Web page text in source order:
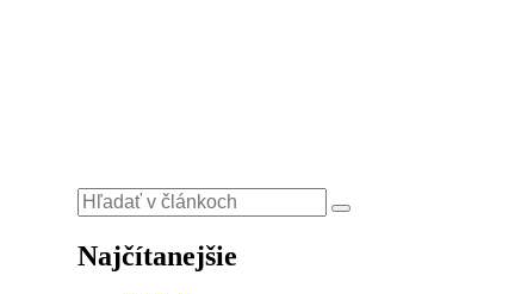
Najčítanejšie